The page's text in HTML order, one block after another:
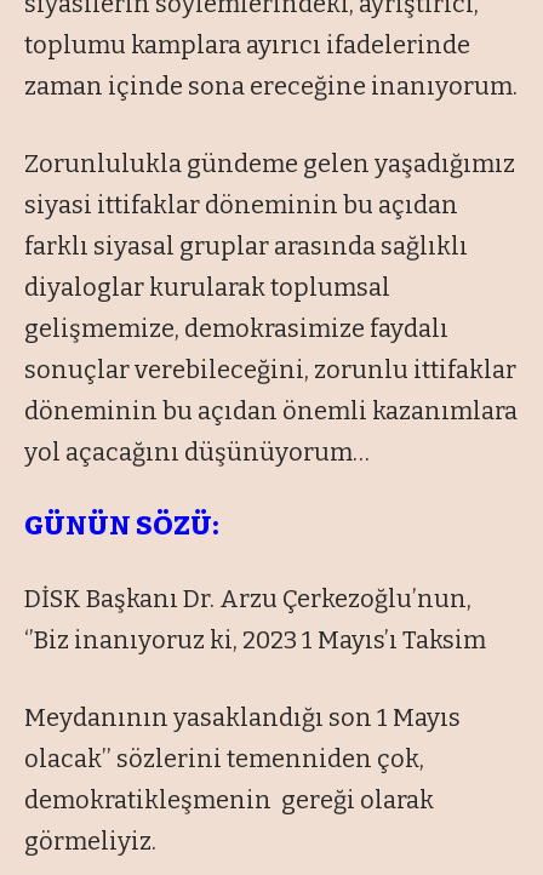
toplumu kamplara ayırıcı ifadelerinde
zaman içinde sona ereceğine inanıyorum.
Zorunlulukla gündeme gelen yaşadığımız
siyasi ittifaklar döneminin bu açıdan
farklı siyasal gruplar arasında sağlıklı
diyaloglar kurularak toplumsal
gelişmemize, demokrasimize faydalı
sonuçlar verebileceğini, zorunlu ittifaklar
döneminin bu açıdan önemli kazanımlara
yol açacağını düşünüyorum…
GÜNÜN SÖZÜ:
DİSK Başkanı Dr. Arzu Çerkezoğlu’nun,
‘’Biz inanıyoruz ki, 2023 1 Mayıs’ı Taksim
Meydanının yasaklandığı son 1 Mayıs
olacak’’ sözlerini temenniden çok,
demokratikleşmenin gereği olarak
görmeliyiz.